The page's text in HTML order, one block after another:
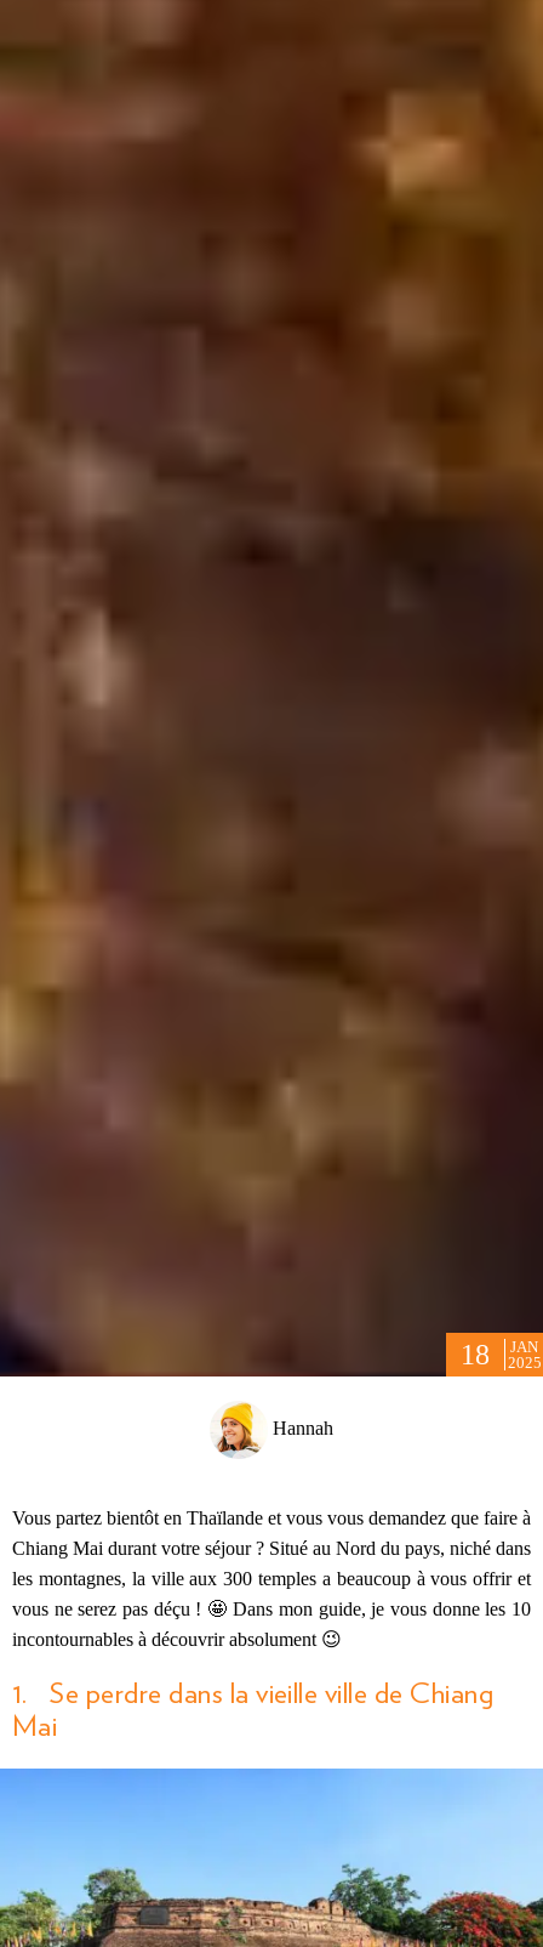
18
JAN
2025
Hannah
Vous partez bientôt en Thaïlande et vous vous demandez que faire à
Chiang Mai durant votre séjour ? Situé au Nord du pays, niché dans
les montagnes, la ville aux 300 temples a beaucoup à vous offrir et
vous ne serez pas déçu ! 🤩 Dans mon guide, je vous donne les 10
incontournables à découvrir absolument 😉
1. Se perdre dans la vieille ville de Chiang
Mai